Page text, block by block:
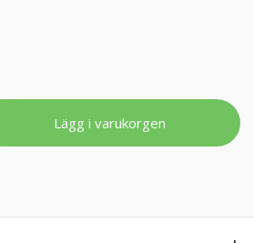
Lägg i varukorgen